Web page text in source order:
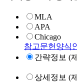
MLA
APA
Chicago
참고문헌양식
간략정보 (
상세정보 (